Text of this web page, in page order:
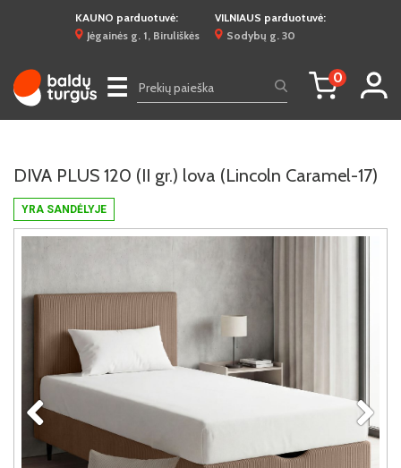
KAUNO parduotuvė:
Jėgainės g. 1, Biruliškės
VILNIAUS parduotuvė:
Sodybų g. 30
☰ 0
YRA SANDĖLYJE
DIVA PLUS 120 (II gr.) lova (Lincoln Caramel-17)